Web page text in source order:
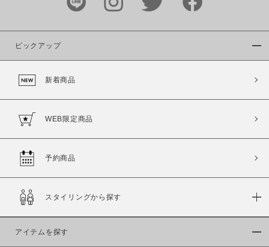
カラー
商品タイプ
ピックアップ
新着商品
WEB限定商品
予約商品
スタイリングから探す
アイテムを探す